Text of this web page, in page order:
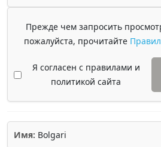
Прежде чем запросить
пожалуйста, прочитайте
Я согласен с правилами и
политикой сайта
Имя: Bolgari